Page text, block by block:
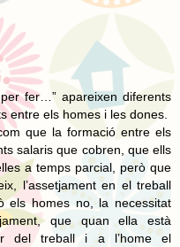
fer…” apareixen diferents
entre els homes i les dones.
que la formació entre els
salaris que cobren, que ells
a temps parcial, però que
l’assetjament en el treball
els homes no, la necessitat
que quan ella està
del treball i a l’home el